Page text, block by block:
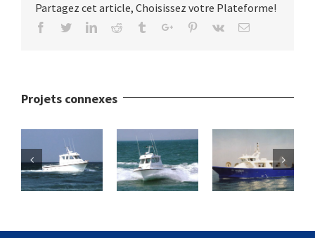
Partagez cet article, Choisissez votre Plateforme!
Facebook
TwitterLinkedinReddit TumblrGoogle+Pinterest
Vk Email
Projets connexes